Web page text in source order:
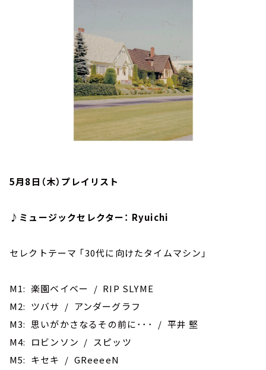
YouTube
5月8日（木）プレイリスト
♪ミュージックセレクター： Ryuichi
セレクトテーマ ｢30代に向けたタイムマシン｣
M1: 楽園ベイベー / RIP SLYME
M2: ツバサ / アンダーグラフ
M3: 思いがかさなるその前に･･･ / 平井 堅
M4: ロビンソン / スピッツ
M5: キセキ / GReeeeN